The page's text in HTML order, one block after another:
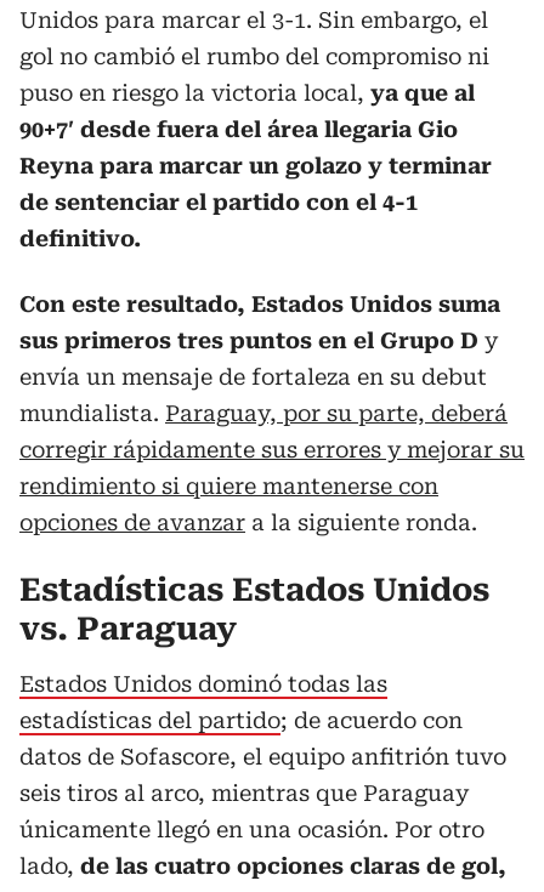
Unidos para marcar el 3-1. Sin embargo, el
gol no cambió el rumbo del compromiso ni
puso en riesgo la victoria local, ya que al
90+7′ desde fuera del área llegaria Gio
Reyna para marcar un golazo y terminar
de sentenciar el partido con el 4-1
definitivo.
Con este resultado, Estados Unidos suma
sus primeros tres puntos en el Grupo D y
envía un mensaje de fortaleza en su debut
mundialista. Paraguay, por su parte, deberá
corregir rápidamente sus errores y mejorar su
rendimiento si quiere mantenerse con
opciones de avanzar a la siguiente ronda.
Estadísticas Estados Unidos
vs. Paraguay
Estados Unidos dominó todas las
estadísticas del partido; de acuerdo con
datos de Sofascore, el equipo anfitrión tuvo
seis tiros al arco, mientras que Paraguay
únicamente llegó en una ocasión. Por otro
lado, de las cuatro opciones claras de gol,